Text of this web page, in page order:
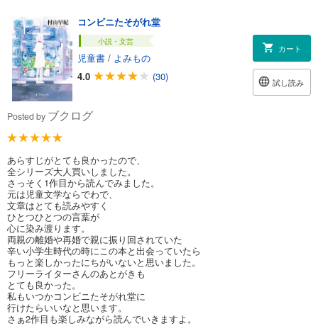
コンビニたそがれ堂
小説・文芸
児童書 / よみもの
4.0
(30)
カート
試し読み
Posted by ブクログ
あらすじがとても良かったので、
全シリーズ大人買いしました。
さっそく1作目から読んでみました。
元は児童文学ならでわで、
文章はとても読みやすく
ひとつひとつの言葉が
心に染み渡ります。
両親の離婚や再婚で親に振り回されていた
辛い小学生時代の時にこの本と出会っていたら
もっと楽しかったにちがいないと思いました。
フリーライターさんのあとがきも
とても良かった。
私もいつかコンビニたそがれ堂に
行けたらいいなと思います。
さぁ2作目も楽しみながら読んでいきますよ。